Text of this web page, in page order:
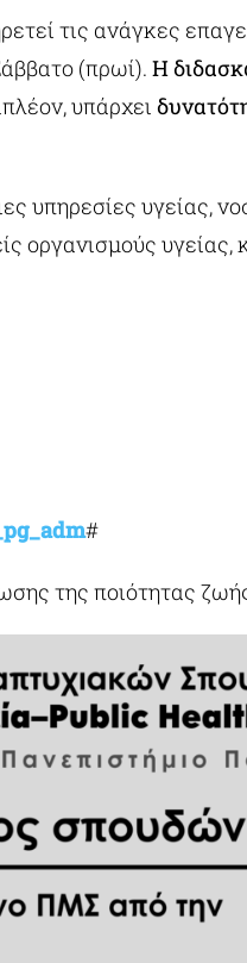
τις ανάγκες
(πρωί). Η
υπάρχει
υγείας,
οργανισμούς
#
της ποιότητας